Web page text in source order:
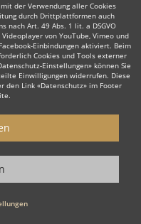
eine Anfrage an die für
bestimmte Redner. Diesen
Profil-Seiten der Redner.
der Verwendung aller Cookies
durch Drittplattformen auch
nach Art. 49 Abs. 1 lit. a DSGVO
von YouTube, Vimeo und
Einbindungen aktiviert. Beim
Cookies und Tools externer
Einstellungen» können Sie
Einwilligungen widerrufen. Diese
den Link «Datenschutz» im Footer